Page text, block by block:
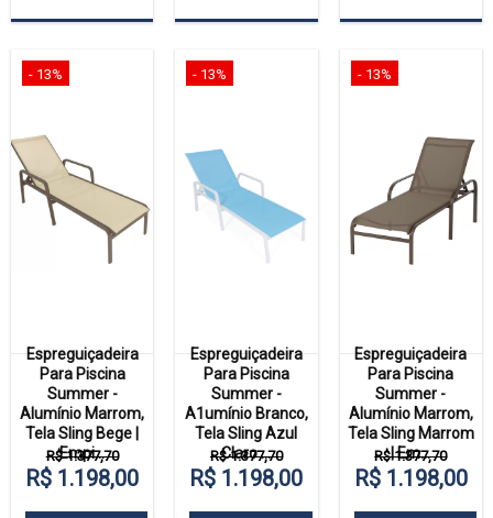
- 13%
Espreguiçadeira
Para Piscina
Summer -
Alumínio Marrom,
Tela Sling Bege |
Empi...
R$ 1.377,70
R$ 1.198,00
- 13%
Espreguiçadeira
Para Piscina
Summer -
A1umínio Branco,
Tela Sling Azul
Claro ...
R$ 1.377,70
R$ 1.198,00
- 13%
Espreguiçadeira
Para Piscina
Summer -
Alumínio Marrom,
Tela Sling Marrom
| Em...
R$ 1.377,70
R$ 1.198,00